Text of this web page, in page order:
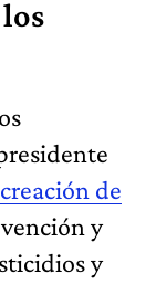
de
y
y